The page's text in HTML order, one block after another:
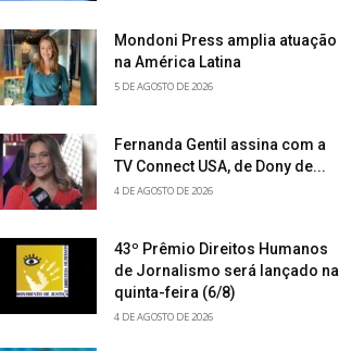
Mondoni Press amplia atuação
na América Latina
5 DE AGOSTO DE 2026
Fernanda Gentil assina com a
TV Connect USA, de Dony de...
4 DE AGOSTO DE 2026
43º Prêmio Direitos Humanos
de Jornalismo será lançado na
quinta-feira (6/8)
4 DE AGOSTO DE 2026